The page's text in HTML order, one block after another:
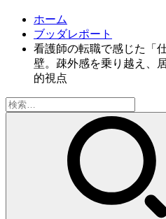
ホーム
ブッダレポート
看護師の転職で感じた「
壁。疎外感を乗り越え、
的視点
検
索: